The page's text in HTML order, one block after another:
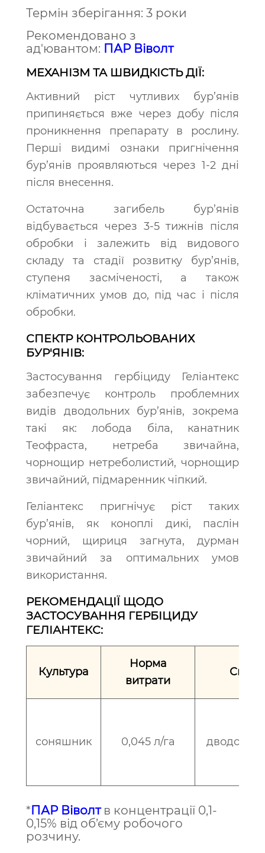
Термін зберігання: 3 роки
Рекомендовано з
ад'ювантом: ПАР Віволт
МЕХАНІЗМ ТА ШВИДКІСТЬ ДІЇ:
Активний ріст чутливих бур’янів
припиняється вже через добу після
проникнення препарату в рослину.
Перші видимі ознаки пригнічення
бур’янів проявляються через 1-2 дні
після внесення.
Остаточна загибель бур’янів
відбувається через 3-5 тижнів після
обробки і залежить від видового
складу та стадії розвитку бур’янів,
ступеня засміченості, а також
кліматичних умов до, під час і після
обробки.
СПЕКТР КОНТРОЛЬОВАНИХ
БУР'ЯНІВ:
Застосування гербіциду Геліантекс
забезпечує контроль проблемних
видів дводольних бур’янів, зокрема
такі як: лобода біла, канатник
Теофраста, нетреба звичайна,
чорнощир нетреболистий, чорнощир
звичайний, підмаренник чіпкий.
Геліантекс пригнічує ріст таких
бур’янів, як коноплі дикі, паслін
чорний, щириця загнута, дурман
звичайний за оптимальних умов
використання.
РЕКОМЕНДАЦІЇ ЩОДО
ЗАСТОСУВАННЯ ГЕРБІЦИДУ
ГЕЛІАНТЕКС:
Культура
Норма
витрати
соняшник 0,045 л/га
*ПАР Віволтв концентрації 0,1-
0,15% від об’єму робочого
розчину.